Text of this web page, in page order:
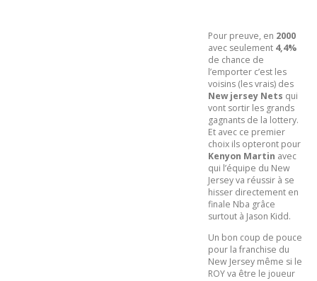
Pour preuve, en 2000
avec seulement 4,4%
de chance de
l’emporter c’est les
voisins (les vrais) des
New jersey Nets qui
vont sortir les grands
gagnants de la lottery.
Et avec ce premier
choix ils opteront pour
Kenyon Martin avec
qui l’équipe du New
Jersey va réussir à se
hisser directement en
finale Nba grâce
surtout à Jason Kidd.
Un bon coup de pouce
pour la franchise du
New Jersey même si le
ROY va être le joueur